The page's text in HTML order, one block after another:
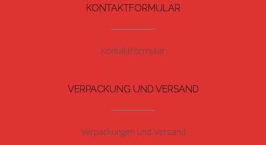
KONTAKTFORMULAR
Kontaktformular
VERPACKUNG UND VERSAND
Verpackungen und Versand